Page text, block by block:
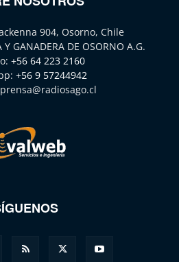
904, Osorno, Chile
Y GANADERA DE OSORNO A.G.
+56 64 223 2160
+56 9 57244942
prensa@radiosago.cl